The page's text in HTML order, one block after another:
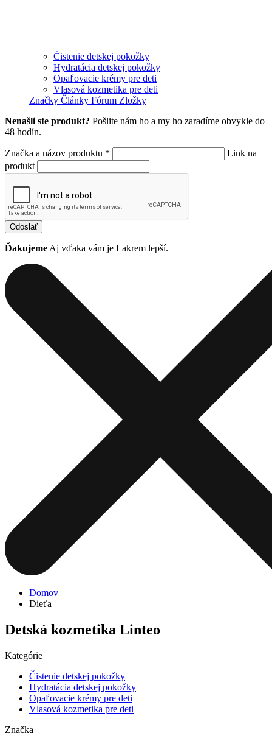
Čistenie detskej pokožky
Hydratácia detskej pokožky
Opaľovacie krémy pre deti
Vlasová kozmetika pre deti
Značky Články Fórum Zložky
Nenašli ste produkt? Pošlite nám ho a my ho zaradíme obvykle do
48 hodín.
Značka a názov produktu *
Link na
produkt
Odoslať
Ďakujeme Aj vďaka vám je Lakrem lepší.
Domov
Dieťa
Detská kozmetika Linteo
Kategórie
Čistenie detskej pokožky
Hydratácia detskej pokožky
Opaľovacie krémy pre deti
Vlasová kozmetika pre deti
Značka